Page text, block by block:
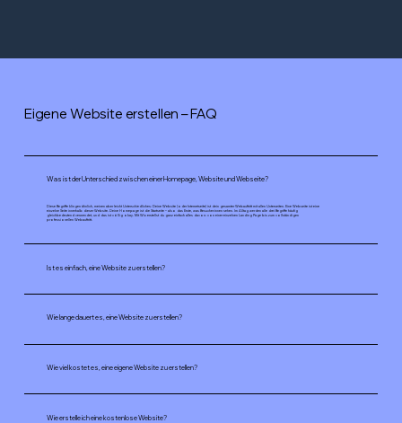
Eigene Website erstellen – FAQ
Was ist der Unterschied zwischen einer Homepage, Website und Webseite?
Diese Begriffe klingen ähnlich, meinen aber leicht Unterschiedliches: Deine Website (oder Internetseite) ist dein gesamter Webauftritt mit allen Unterseiten. Eine Webseite ist eine
einzelne Seite innerhalb dieser Website. Deine Homepage ist die Startseite – also das Erste, was Besucher:innen sehen. Im Alltag werden alle drei Begriffe häufig
gleichbedeutend verwendet, und das ist völlig okay. Mit Wix erstellst du ganz einfach alles davon: von einer einzelnen Landing Page bis zum vollständigen
professionellen Webauftritt.
Ist es einfach, eine Website zu erstellen?
Wie lange dauert es, eine Website zu erstellen?
Wie viel kostet es, eine eigene Website zu erstellen?
Wie erstelle ich eine kostenlose Website?